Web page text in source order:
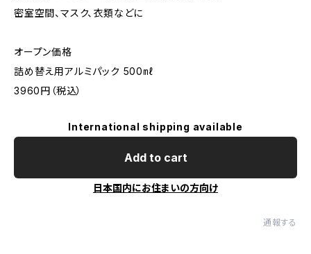
密室空間、マスク、衣類などに
オープン価格
詰め替え用アルミパック 500㎖
3960円（税込）
International shipping available
Add to cart
日本国内にお住まいの方向け
通報する